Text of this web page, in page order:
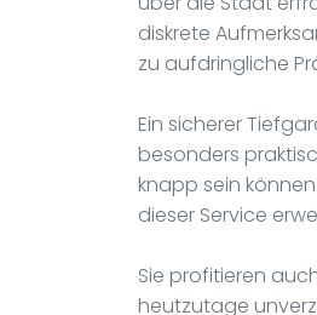
diskrete
zu aufdringliche
Ein sicherer
besonders
knapp sein
dieser Service
Sie profitieren
heutzutage